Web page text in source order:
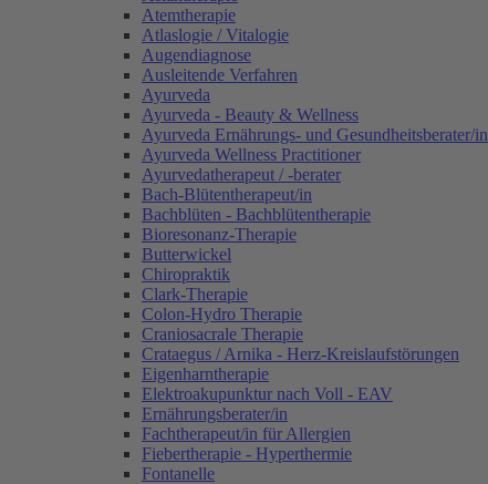
Atemtherapie
Atlaslogie / Vitalogie
Augendiagnose
Ausleitende Verfahren
Ayurveda
Ayurveda - Beauty & Wellness
Ayurveda Ernährungs- und Gesundheitsberater/in
Ayurveda Wellness Practitioner
Ayurvedatherapeut / -berater
Bach-Blütentherapeut/in
Bachblüten - Bachblütentherapie
Bioresonanz-Therapie
Butterwickel
Chiropraktik
Clark-Therapie
Colon-Hydro Therapie
Craniosacrale Therapie
Crataegus / Arnika - Herz-Kreislaufstörungen
Eigenharntherapie
Elektroakupunktur nach Voll - EAV
Ernährungsberater/in
Fachtherapeut/in für Allergien
Fiebertherapie - Hyperthermie
Fontanelle